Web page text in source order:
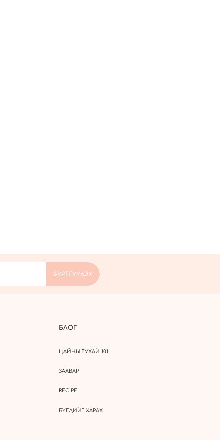
БЛОГ
ЦАЙНЫ ТУХАЙ 101
ЗААВАР
RECIPE
БҮГДИЙГ ХАРАХ